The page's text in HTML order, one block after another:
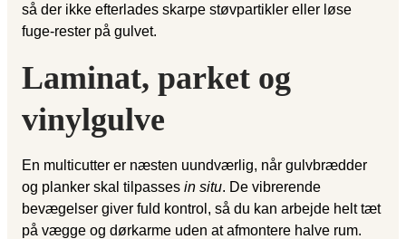
så der ikke efterlades skarpe støvpartikler eller løse
fuge-rester på gulvet.
Laminat, parket og
vinylgulve
En multicutter er næsten uundværlig, når gulvbrædder
og planker skal tilpasses in situ. De vibrerende
bevægelser giver fuld kontrol, så du kan arbejde helt tæt
på vægge og dørkarme uden at afmontere halve rum.